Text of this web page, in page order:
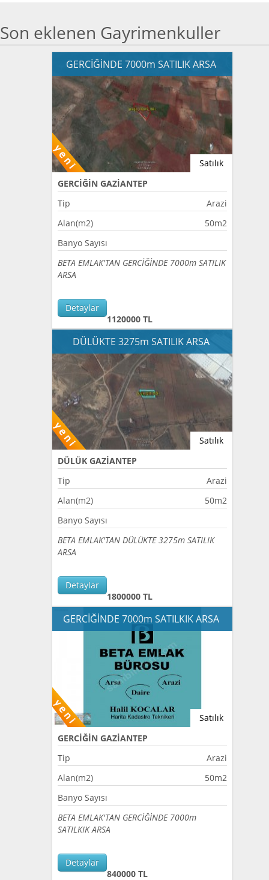
Son eklenen Gayrimenkuller
GERCİĞİNDE 7000m SATILIK ARSA
Satılık
GERCİĞİN GAZİANTEP
Tip
Arazi
Alan(m2)
50m2
Banyo Sayısı
BETA EMLAK'TAN GERCİĞİNDE 7000m SATILIK
ARSA
Detaylar
1120000 TL
DÜLÜKTE 3275m SATILIK ARSA
Satılık
DÜLÜK GAZİANTEP
Tip
Arazi
Alan(m2)
50m2
Banyo Sayısı
BETA EMLAK'TAN DÜLÜKTE 3275m SATILIK
ARSA
Detaylar
1800000 TL
GERCİĞİNDE 7000m SATILKIK ARSA
Satılık
GERCİĞİN GAZİANTEP
Tip
Arazi
Alan(m2)
50m2
Banyo Sayısı
BETA EMLAK'TAN GERCİĞİNDE 7000m
SATILKIK ARSA
Detaylar
840000 TL